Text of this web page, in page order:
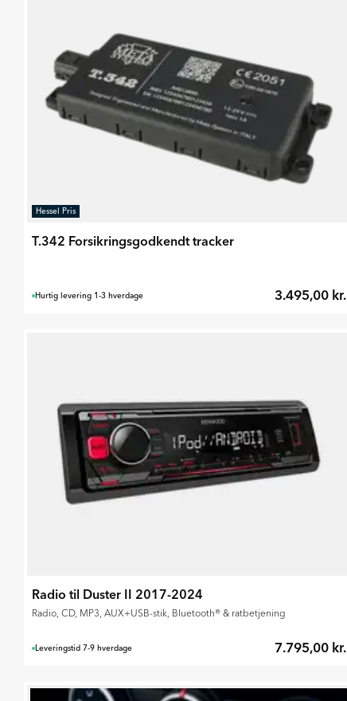
Hessel Pris
T.342 Forsikringsgodkendt tracker
Hurtig levering 1-3 hverdage 3.495,00 kr.
Radio til Duster II 2017-2024
Radio, CD, MP3, AUX+USB-stik, Bluetooth® & ratbetjening
Leveringstid 7-9 hverdage 7.795,00 kr.